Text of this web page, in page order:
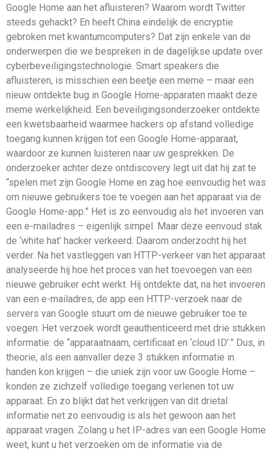
Google Home aan het afluisteren? Waarom wordt Twitter
steeds gehackt? En heeft China eindelijk de encryptie
gebroken met kwantumcomputers? Dat zijn enkele van de
onderwerpen die we bespreken in de dagelijkse update over
cyberbeveiligingstechnologie. Smart speakers die
afluisteren, is misschien een beetje een meme – maar een
nieuw ontdekte bug in Google Home-apparaten maakt deze
meme werkelijkheid. Een beveiligingsonderzoeker ontdekte
een kwetsbaarheid waarmee hackers op afstand volledige
toegang kunnen krijgen tot een Google Home-apparaat,
waardoor ze kunnen luisteren naar uw gesprekken. De
onderzoeker achter deze ontdiscovery legt uit dat hij zat te
“spelen met zijn Google Home en zag hoe eenvoudig het was
om nieuwe gebruikers toe te voegen aan het apparaat via de
Google Home-app.” Het is zo eenvoudig als het invoeren van
een e-mailadres – eigenlijk simpel. Maar deze eenvoud stak
de ‘white hat’ hacker verkeerd. Daarom onderzocht hij het
verder. Na het vastleggen van HTTP-verkeer van het apparaat
analyseerde hij hoe het proces van het toevoegen van een
nieuwe gebruiker echt werkt. Hij ontdekte dat, na het invoeren
van een e-mailadres, de app een HTTP-verzoek naar de
servers van Google stuurt om de nieuwe gebruiker toe te
voegen. Het verzoek wordt geauthenticeerd met drie stukken
informatie: de “apparaatnaam, certificaat en ‘cloud ID’.” Dus, in
theorie, als een aanvaller deze 3 stukken informatie in
handen kon krijgen – die uniek zijn voor uw Google Home –
konden ze zichzelf volledige toegang verlenen tot uw
apparaat. En zo blijkt dat het verkrijgen van dit drietal
informatie net zo eenvoudig is als het gewoon aan het
apparaat vragen. Zolang u het IP-adres van een Google Home
weet, kunt u het verzoeken om de informatie via de